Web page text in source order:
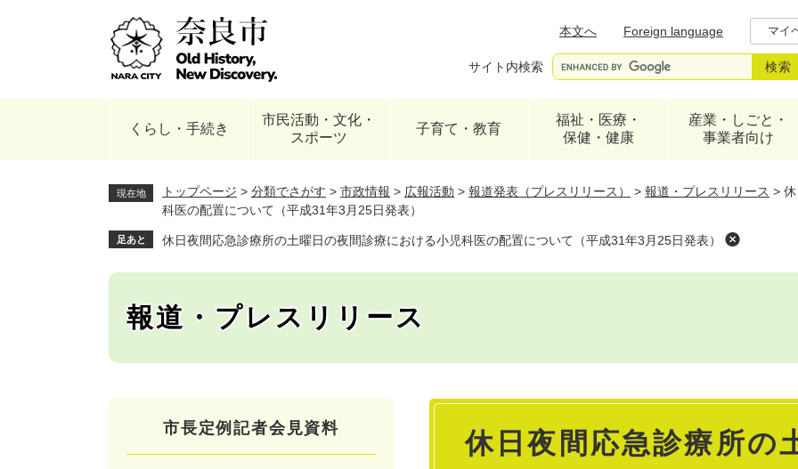
本文へ
Foreign language マイ
サイト内検索
くらし・手続き
市民活動・文化・
スポーツ
子育て・教育
福祉・医療・
保健・健康
産業・しごと・
事業者向け
現在地 トップページ > 分類でさがす > 市政情報 > 広報活動 > 報道発表（プレスリリース） > 報道・プレスリリース >
科医の配置について（平成31年3月25日発表）
足あと 休日夜間応急診療所の土曜日の夜間診療における小児科医の配置について（平成31年3月25日発表）
報道・プレスリリース
本
休日夜間応急診療所の
市長定例記者会見資料